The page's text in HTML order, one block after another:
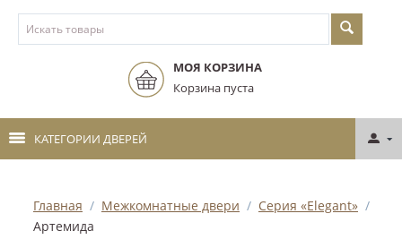
МОЯ КОРЗИНА
Корзина пуста
КАТЕГОРИИ ДВЕРЕЙ
Главная / Межкомнатные двери / Серия «Elegant» /
Артемида